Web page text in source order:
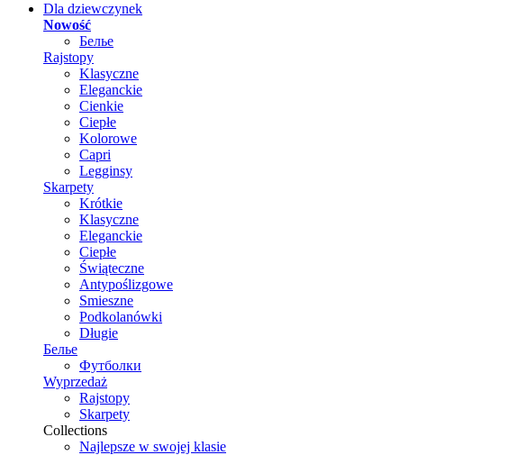
Dla dziewczynek
Nowość
Белье
Rajstopy
Klasyczne
Eleganckie
Cienkie
Ciepłe
Kolorowe
Capri
Legginsy
Skarpety
Krótkie
Klasyczne
Eleganckie
Ciepłe
Świąteczne
Antypoślizgowe
Smieszne
Podkolanówki
Długie
Белье
Футболки
Wyprzedaż
Rajstopy
Skarpety
Collections
Najlepsze w swojej klasie